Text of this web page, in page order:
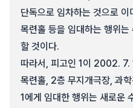
단독으로 임차하는 것으로
목련홀 등을 임대하는 행위
할 것이다.
따라서, 피고인 1이 2002. 7.
목련홀, 2층 무지개극장, 과
1에게 임대한 행위는 새로운